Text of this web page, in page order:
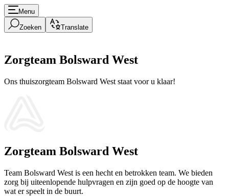
Menu
Zoeken Translate
Zorgteam Bolsward West
Ons thuiszorgteam Bolsward West staat voor u klaar!
Zorgteam Bolsward West
Team Bolsward West is een hecht en betrokken team. We bieden
zorg bij uiteenlopende hulpvragen en zijn goed op de hoogte van
wat er speelt in de buurt.